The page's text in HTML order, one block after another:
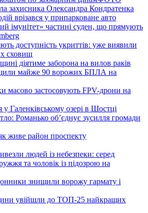
захисника Олександра Кондратенка
врізався у припарковане авто
імунітет» частині суден, що прямують
доступність укриттів: уже виявили
сховищ
діятиме заборона на вилов раків
майже 90 ворожих БПЛА на
масово застосовують FPV-дрони на
Галенківському озері в Шостці
Романько об’єднує зусилля громади
живе район проспекту
людей із небезпеки: серед
та чоловік із підозрою на
знищили ворожу гармату і
увійшли до ТОП-25 найкращих